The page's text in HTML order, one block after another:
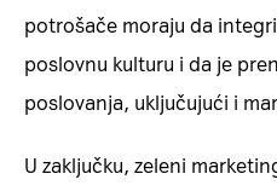
potrošače moraju da
poslovnu kulturu i da je
poslovanja, uključujući i
U zaključku, zeleni